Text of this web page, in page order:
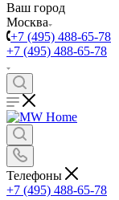
Ваш город
Москва
+7 (495) 488-65-78
+7 (495) 488-65-78
Телефоны
+7 (495) 488-65-78